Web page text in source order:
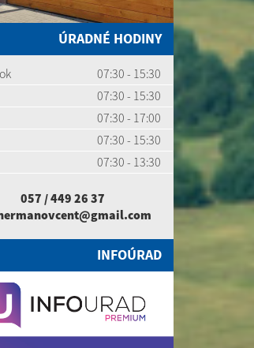
ÚRADNÉ HODINY
07:30 - 15:30
07:30 - 15:30
07:30 - 17:00
07:30 - 15:30
07:30 - 13:30
057 / 449 26 37
INFOÚRAD